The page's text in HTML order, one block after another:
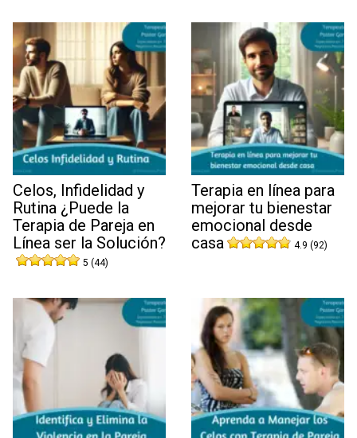
Celos, Infidelidad y
Rutina ¿Puede la
Terapia de Pareja en
Línea ser la Solución?
5 (44)
Terapia en línea para
mejorar tu bienestar
emocional desde
casa
4.9 (92)